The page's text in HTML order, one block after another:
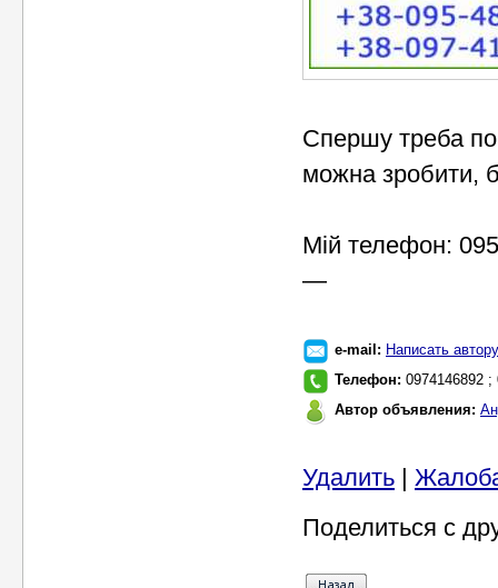
Спершу треба
можна зробити,
Мій телефон:
—
e-mail: Написать автору
Телефон: 0974146892 ;
Автор объявления:
Удалить |
Поделиться с